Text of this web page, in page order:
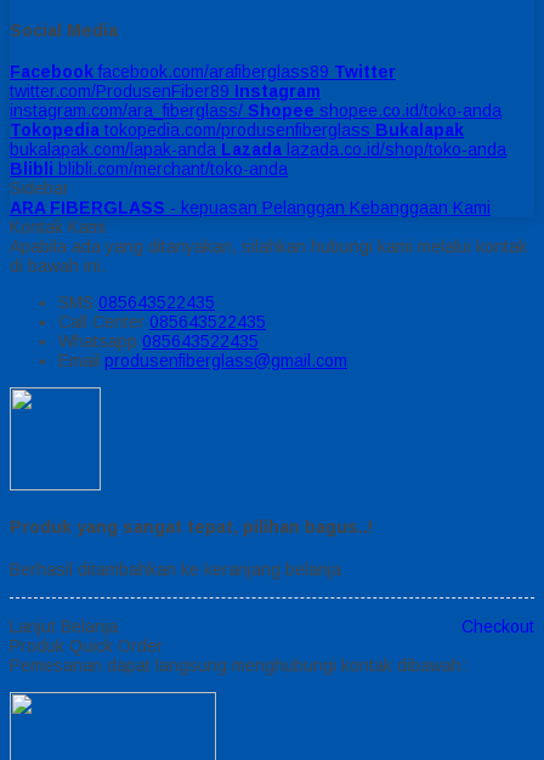
Social Media
Facebook facebook.com/arafiberglass89 Twitter
twitter.com/ProdusenFiber89 Instagram
instagram.com/ara_fiberglass/ Shopee shopee.co.id/toko-anda
Tokopedia tokopedia.com/produsenfiberglass Bukalapak
bukalapak.com/lapak-anda Lazada lazada.co.id/shop/toko-anda
Blibli blibli.com/merchant/toko-anda
Sidebar
ARA FIBERGLASS - kepuasan Pelanggan Kebanggaan Kami
Kontak Kami
Apabila ada yang ditanyakan, silahkan hubungi kami melalui kontak
di bawah ini.
SMS 085643522435
Call Center 085643522435
Whatsapp 085643522435
Email produsenfiberglass@gmail.com
Produk yang sangat tepat, pilihan bagus..!
Berhasil ditambahkan ke keranjang belanja
Lanjut Belanja
Checkout
Produk Quick Order
Pemesanan dapat langsung menghubungi kontak dibawah: